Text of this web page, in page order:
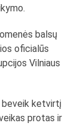
balsų
oficialūs
Vilniaus
beveik ketvirtį
protas ir